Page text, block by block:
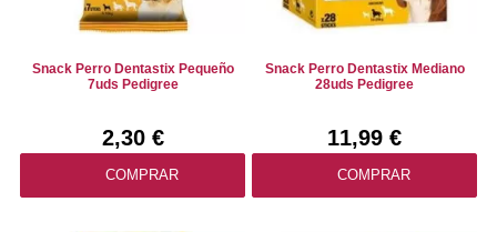
Snack Perro Dentastix Pequeño
7uds Pedigree
2,30 €
COMPRAR
Snack Perro Dentastix Mediano
28uds Pedigree
11,99 €
COMPRAR